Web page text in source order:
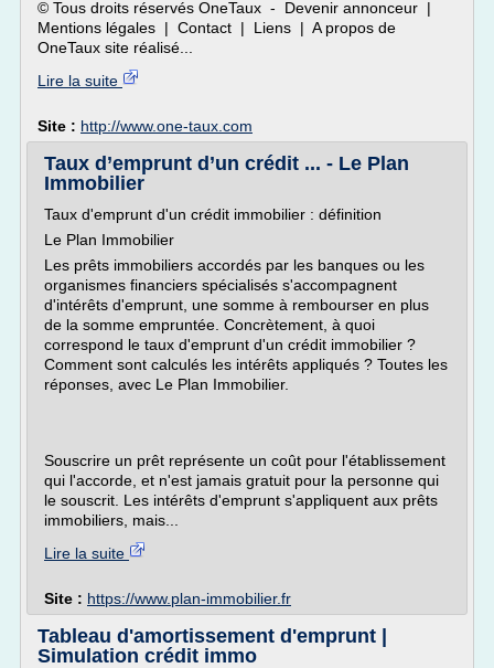
© Tous droits réservés OneTaux - Devenir annonceur |
Mentions légales | Contact | Liens | A propos de
OneTaux site réalisé...
Lire la suite
Site : http://www.one-taux.com
Taux d’emprunt d’un crédit ... - Le Plan
Immobilier
Taux d'emprunt d'un crédit immobilier : définition
Le Plan Immobilier
Les prêts immobiliers accordés par les banques ou les
organismes financiers spécialisés s'accompagnent
d'intérêts d'emprunt, une somme à rembourser en plus
de la somme empruntée. Concrètement, à quoi
correspond le taux d'emprunt d'un crédit immobilier ?
Comment sont calculés les intérêts appliqués ? Toutes les
réponses, avec Le Plan Immobilier.
Souscrire un prêt représente un coût pour l'établissement
qui l'accorde, et n'est jamais gratuit pour la personne qui
le souscrit. Les intérêts d'emprunt s'appliquent aux prêts
immobiliers, mais...
Lire la suite
Site : https://www.plan-immobilier.fr
Tableau d'amortissement d'emprunt |
Simulation crédit immo